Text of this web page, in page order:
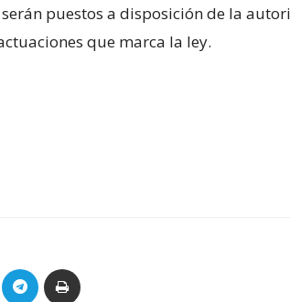
puestos a disposición de la
que marca la ley.